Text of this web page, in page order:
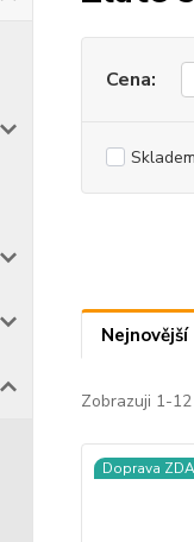
Cena:
Skladem
Nejnovější
Zobrazuji 1-
Doprava